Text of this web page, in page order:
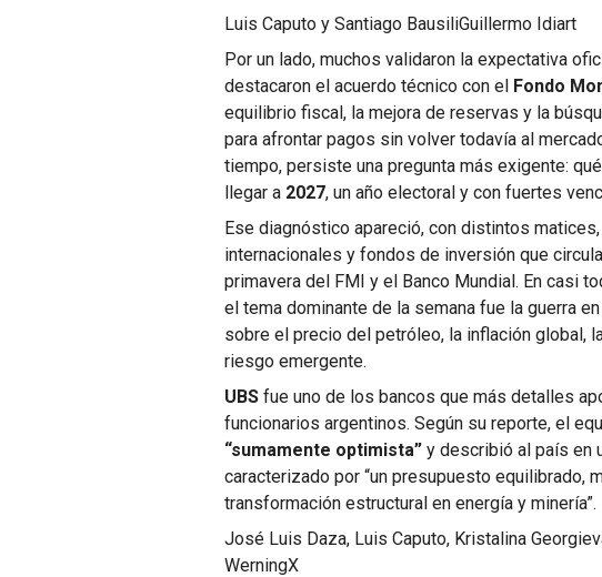
Luis Caputo y Santiago BausiliGuillermo Idiart
Por un lado, muchos validaron la expectativa
destacaron el acuerdo técnico con el Fondo
equilibrio fiscal, la mejora de reservas y la
para afrontar pagos sin volver todavía al
tiempo, persiste una pregunta más exigente:
llegar a 2027, un año electoral y con fuertes
Ese diagnóstico apareció, con distintos
internacionales y fondos de inversión que
primavera del FMI y el Banco Mundial. En casi
el tema dominante de la semana fue la guerra
sobre el precio del petróleo, la inflación global,
riesgo emergente.
UBS fue uno de los bancos que más detalles
funcionarios argentinos. Según su reporte, el
“sumamente optimista” y describió al país en
caracterizado por “un presupuesto equilibrado,
transformación estructural en energía y minería”.
José Luis Daza, Luis Caputo, Kristalina
WerningX